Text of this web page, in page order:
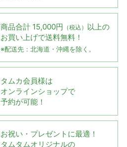
商品合計 15,000円 （税込） 以上の
お買い上げで送料無料！
※配送先：北海道・沖縄を除く。
タムカ会員様は
オンラインショップで
予約が可能！
お祝い・プレゼントに最適！
タムタムオリジナルの